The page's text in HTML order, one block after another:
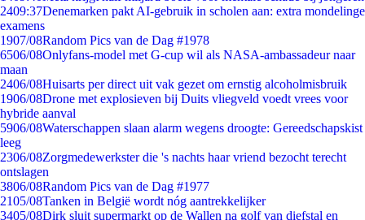
2409:37Denemarken pakt AI-gebruik in scholen aan: extra mondelinge
examens
1907/08Random Pics van de Dag #1978
6506/08Onlyfans-model met G-cup wil als NASA-ambassadeur naar
maan
2406/08Huisarts per direct uit vak gezet om ernstig alcoholmisbruik
1906/08Drone met explosieven bij Duits vliegveld voedt vrees voor
hybride aanval
5906/08Waterschappen slaan alarm wegens droogte: Gereedschapskist
leeg
2306/08Zorgmedewerkster die 's nachts haar vriend bezocht terecht
ontslagen
3806/08Random Pics van de Dag #1977
2105/08Tanken in België wordt nóg aantrekkelijker
3405/08Dirk sluit supermarkt op de Wallen na golf van diefstal en